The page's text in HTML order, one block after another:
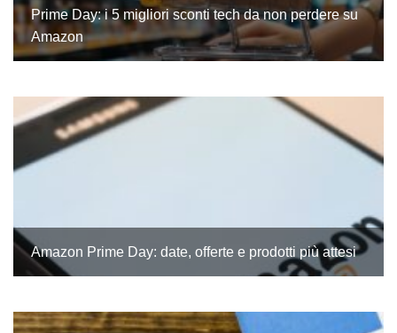
Prime Day: i 5 migliori sconti tech da non perdere su
Amazon
Amazon Prime Day: date, offerte e prodotti più attesi